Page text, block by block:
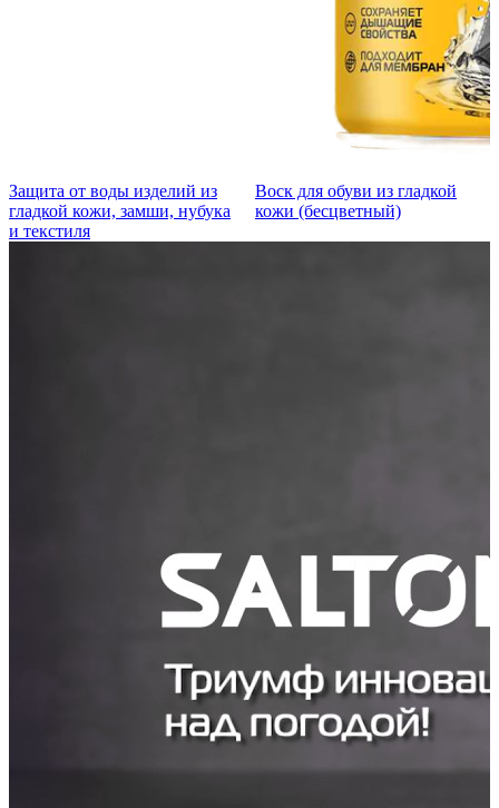
Защита от воды изделий из
гладкой кожи, замши, нубука
и текстиля
Воск для обуви из гладкой
кожи (бесцветный)